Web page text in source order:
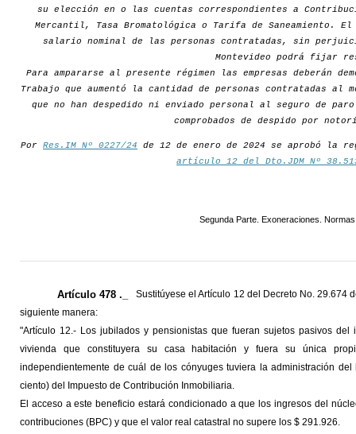
su elección en o las cuentas correspondientes a
Mercantil, Tasa Bromatológica o Tarifa de Saneamiento.
salario nominal de las personas contratadas, sin
Montevideo podrá fijar
Para ampararse al presente régimen las empresas deberán
Trabajo que aumentó la cantidad de personas contratadas
que no han despedido ni enviado personal al seguro de
comprobados de despido por
Por Res.IM Nº 0227/24 de 12 de enero de 2024 se aprobó la
artículo 12 del Dto.JDM Nº
Segunda Parte. Exoneraciones.
Artículo 478 ._
Sustitúyese el Artículo 12 del Decreto No. 29.674
siguiente manera:
"Artículo 12.- Los jubilados y pensionistas que fueran sujetos pasivos
vivienda que constituyera su casa habitación y fuera su única
independientemente de cuál de los cónyuges tuviera la administración
ciento) del Impuesto de Contribución Inmobiliaria.
El acceso a este beneficio estará condicionado a que los ingresos del
contribuciones (BPC) y que el valor real catastral no supere los $ 291.926.